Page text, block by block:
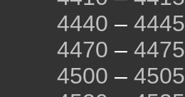
4440 – 4445
4470 – 4475
4500 – 4505